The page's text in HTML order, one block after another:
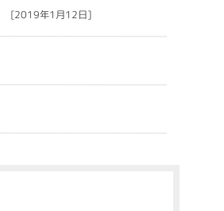
[2019年1月12日]